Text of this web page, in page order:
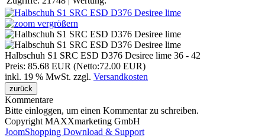
vergrößern
Halbschuh S1 SRC ESD D376 Desiree lime 36 - 42
Preis: 85.68 EUR (Netto:72.00 EUR)
inkl. 19 % MwSt. zzgl. Versandkosten
Kommentare
Bitte einloggen, um einen Kommentar zu schreiben.
Copyright MAXXmarketing GmbH
JoomShopping Download & Support